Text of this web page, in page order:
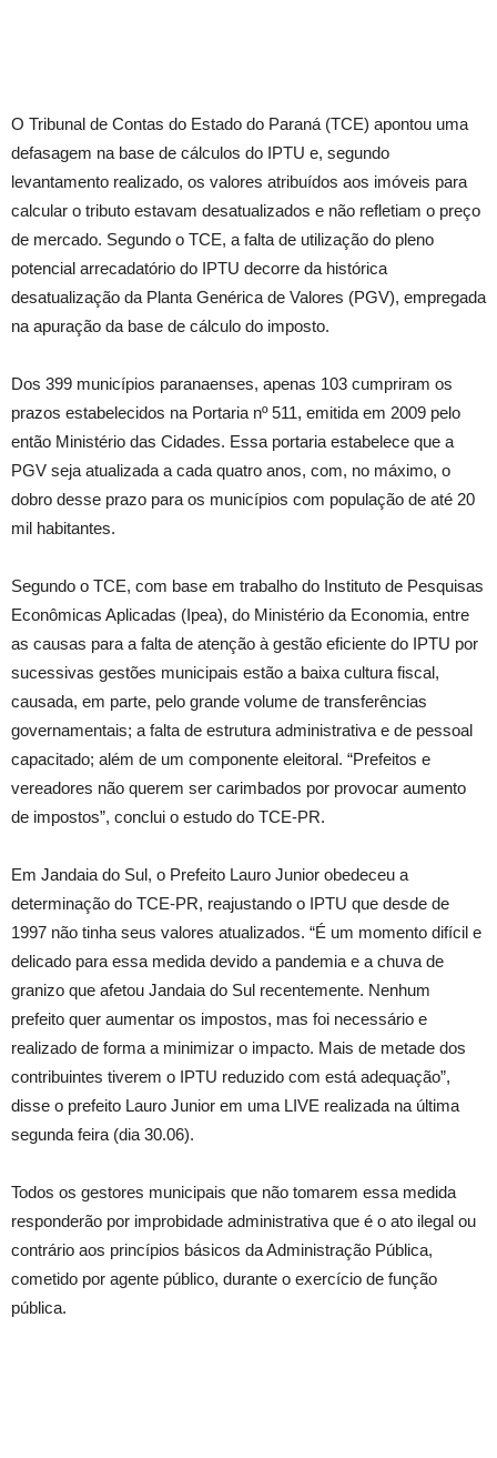
O Tribunal de Contas do Estado do Paraná (TCE) apontou uma
defasagem na base de cálculos do IPTU e, segundo
levantamento realizado, os valores atribuídos aos imóveis para
calcular o tributo estavam desatualizados e não refletiam o preço
de mercado. Segundo o TCE, a falta de utilização do pleno
potencial arrecadatório do IPTU decorre da histórica
desatualização da Planta Genérica de Valores (PGV), empregada
na apuração da base de cálculo do imposto.
Dos 399 municípios paranaenses, apenas 103 cumpriram os
prazos estabelecidos na Portaria nº 511, emitida em 2009 pelo
então Ministério das Cidades. Essa portaria estabelece que a
PGV seja atualizada a cada quatro anos, com, no máximo, o
dobro desse prazo para os municípios com população de até 20
mil habitantes.
Segundo o TCE, com base em trabalho do Instituto de Pesquisas
Econômicas Aplicadas (Ipea), do Ministério da Economia, entre
as causas para a falta de atenção à gestão eficiente do IPTU por
sucessivas gestões municipais estão a baixa cultura fiscal,
causada, em parte, pelo grande volume de transferências
governamentais; a falta de estrutura administrativa e de pessoal
capacitado; além de um componente eleitoral. “Prefeitos e
vereadores não querem ser carimbados por provocar aumento
de impostos”, conclui o estudo do TCE-PR.
Em Jandaia do Sul, o Prefeito Lauro Junior obedeceu a
determinação do TCE-PR, reajustando o IPTU que desde de
1997 não tinha seus valores atualizados. “É um momento difícil e
delicado para essa medida devido a pandemia e a chuva de
granizo que afetou Jandaia do Sul recentemente. Nenhum
prefeito quer aumentar os impostos, mas foi necessário e
realizado de forma a minimizar o impacto. Mais de metade dos
contribuintes tiverem o IPTU reduzido com está adequação”,
disse o prefeito Lauro Junior em uma LIVE realizada na última
segunda feira (dia 30.06).
Todos os gestores municipais que não tomarem essa medida
responderão por improbidade administrativa que é o ato ilegal ou
contrário aos princípios básicos da Administração Pública,
cometido por agente público, durante o exercício de função
pública.